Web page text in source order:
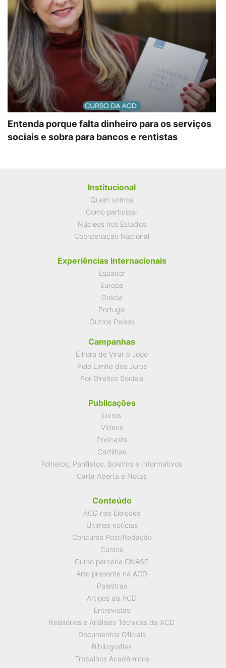
Entenda porque falta dinheiro para os serviços
sociais e sobra para bancos e rentistas
Institucional
Quem somos
Como participar
Núcleos nos Estados
Coordenação Nacional
Experiências Internacionais
Equador
Europa
Grécia
Portugal
Outros Países
Campanhas
É hora de Virar o Jogo
Pelo Limite dos Juros
Por Direitos Sociais
Publicações
Livros
Vídeos
Podcasts
Cartilhas
Folhetos, Panfletos, Boletins e Informativos
Carta Aberta e Notas
Conteúdo
ACD nas Eleições
Últimas notícias
Concurso Post/Redação
Cursos
Curso parceria CNASP
Arte presente na ACD
Palestras
Artigos da ACD
Entrevistas
Relatórios e Análises Técnicas da ACD
Documentos Oficiais
Bibliografias
Trabalhos Acadêmicos